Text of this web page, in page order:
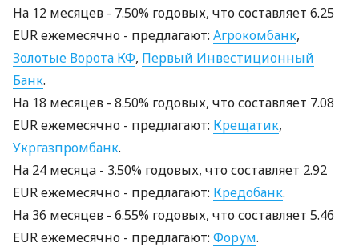
На 12 месяцев - 7.50% годовых, что составляет 6.25
EUR ежемесячно - предлагают: Агрокомбанк,
Золотые Ворота КФ, Первый Инвестиционный
Банк.
На 18 месяцев - 8.50% годовых, что составляет 7.08
EUR ежемесячно - предлагают: Крещатик,
Укргазпромбанк.
На 24 месяцa - 3.50% годовых, что составляет 2.92
EUR ежемесячно - предлагают: Кредобанк.
На 36 месяцев - 6.55% годовых, что составляет 5.46
EUR ежемесячно - предлагают: Форум.